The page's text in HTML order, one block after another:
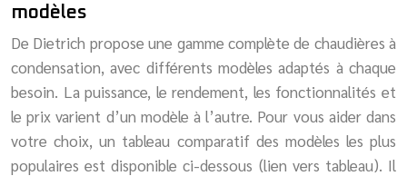
modèles
De Dietrich propose une gamme complète de chaudières à
condensation, avec différents modèles adaptés à chaque
besoin. La puissance, le rendement, les fonctionnalités et
le prix varient d’un modèle à l’autre. Pour vous aider dans
votre choix, un tableau comparatif des modèles les plus
populaires est disponible ci-dessous (lien vers tableau). Il